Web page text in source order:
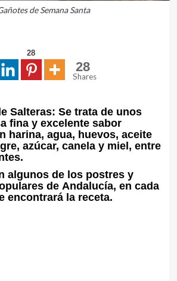
de Semana Santa
28
28
Shares
Salteras: Se trata de unos
fina y excelente sabor
harina, agua, huevos, aceite
azúcar, canela y miel, entre
algunos de los postres y
de Andalucía, en cada
encontrará la receta.